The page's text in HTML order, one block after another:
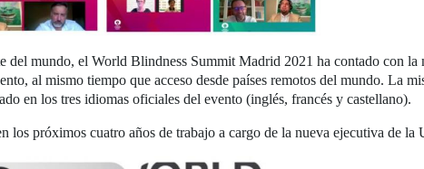
del mundo, el World Blindness Summit Madrid 2021 ha contado con la
al mismo tiempo que acceso desde países remotos del mundo. La
en los tres idiomas oficiales del evento (inglés, francés y castellano).
los próximos cuatro años de trabajo a cargo de la nueva ejecutiva de la